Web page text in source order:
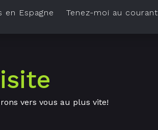
en Espagne Tenez-moi au courant
vers vous au plus vite!